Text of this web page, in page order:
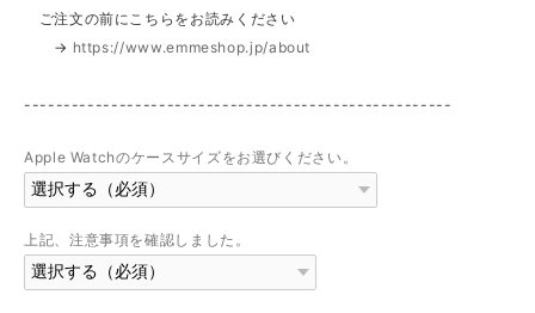
ご注文の前にこちらをお読みください
→ https://www.emmeshop.jp/about
------------------------------------------------------
Apple Watchのケースサイズをお選びください。
上記、注意事項を確認しました。